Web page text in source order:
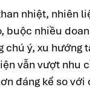
nhiệt, nhiên
nhiều
ý, xu hướng
vẫn vượt nhu
đáng kể so